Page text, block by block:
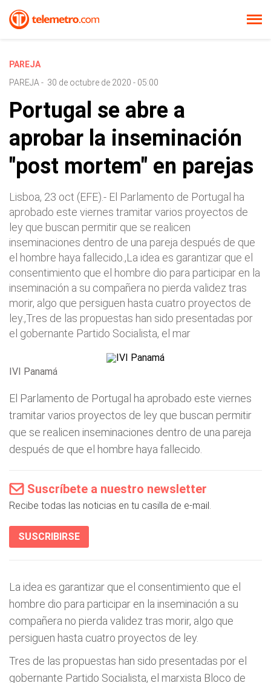
PAREJA
PAREJA - 30 de octubre de 2020 - 05:00
Portugal se abre a
aprobar la inseminación
"post mortem" en parejas
Lisboa, 23 oct (EFE).- El Parlamento de Portugal ha
aprobado este viernes tramitar varios proyectos de
ley que buscan permitir que se realicen
inseminaciones dentro de una pareja después de que
el hombre haya fallecido.,La idea es garantizar que el
consentimiento que el hombre dio para participar en la
inseminación a su compañera no pierda validez tras
morir, algo que persiguen hasta cuatro proyectos de
ley.,Tres de las propuestas han sido presentadas por
el gobernante Partido Socialista, el mar
IVI Panamá
El Parlamento de Portugal ha aprobado este viernes
tramitar varios proyectos de ley que buscan permitir
que se realicen inseminaciones dentro de una pareja
después de que el hombre haya fallecido.
Suscríbete a nuestro newsletter
Recibe todas las noticias en tu casilla de e-mail.
SUSCRIBIRSE
La idea es garantizar que el consentimiento que el
hombre dio para participar en la inseminación a su
compañera no pierda validez tras morir, algo que
persiguen hasta cuatro proyectos de ley.
Tres de las propuestas han sido presentadas por el
gobernante Partido Socialista, el marxista Bloco de